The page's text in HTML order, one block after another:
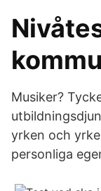
Musiker?
yrken och
personliga